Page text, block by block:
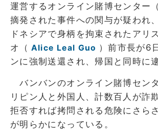
運営するオンライン賭博センター（
摘発された事件への関与が疑われ
ドネシアで身柄を拘束されたアリ
オ（ Alice Leal Guo ）前市長が6
ンに強制送還され、帰国と同時に
バンバンのオンライン賭博セン
リピン人と外国人、計数百人が詐
拒否すれば拷問される危険にさら
が明らかになっている。